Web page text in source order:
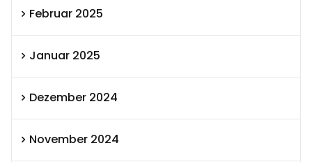
Februar 2025
Januar 2025
Dezember 2024
November 2024